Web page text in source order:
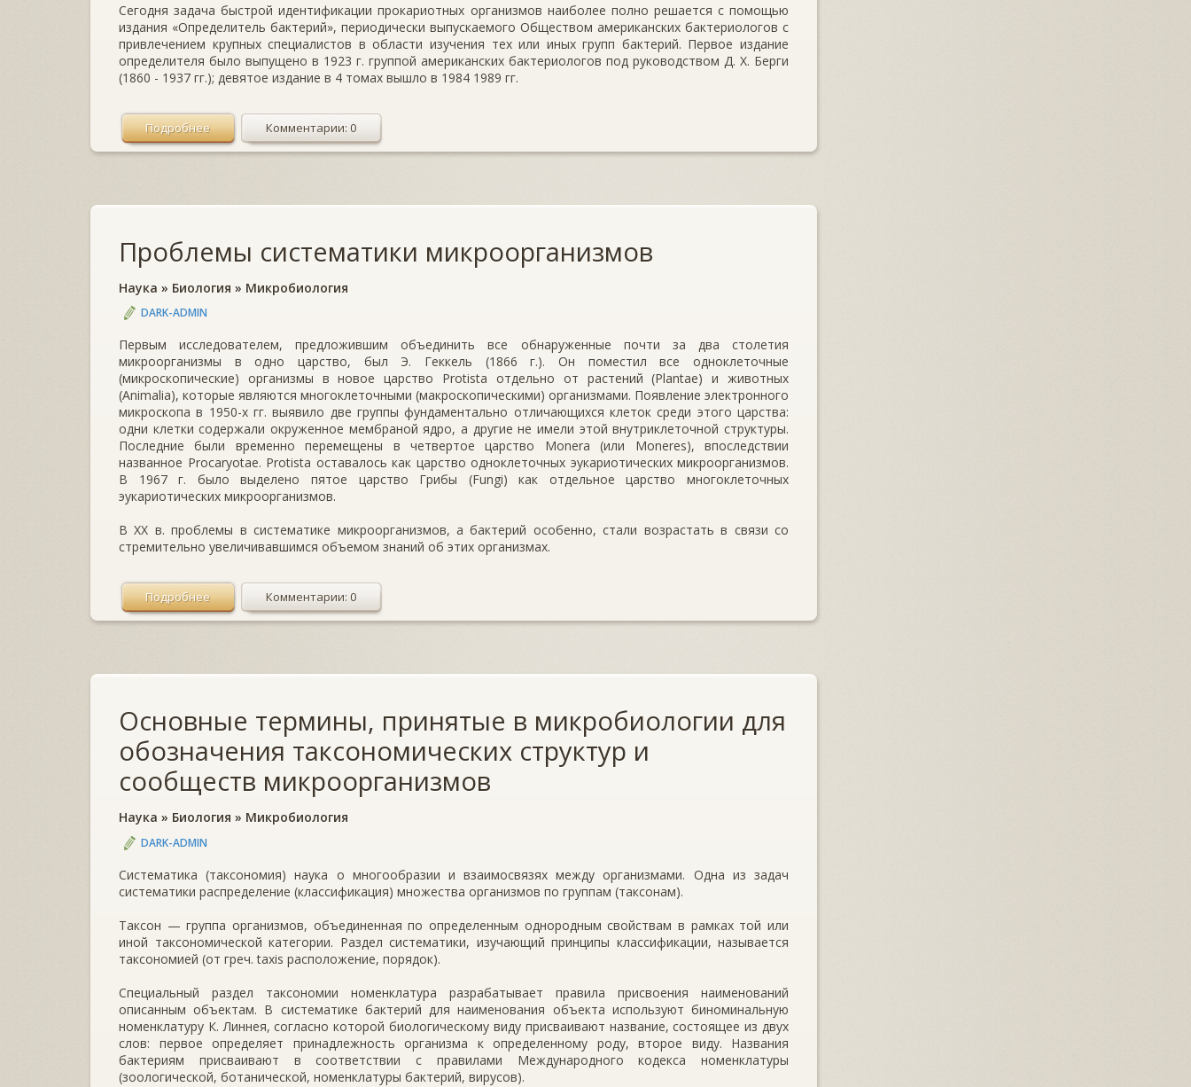
Сегодня задача быстрой идентификации прокариотных организмов наиболее полно решается с помощью
издания «Определитель бактерий», периодически выпускаемого Обществом американских бактериологов с
привлечением крупных специалистов в области изучения тех или иных групп бактерий. Первое издание
определителя было выпущено в 1923 г. группой американских бактериологов под руководством Д. X. Берги
(1860 - 1937 гг.); девятое издание в 4 томах вышло в 1984 1989 гг.
Подробнее Комментарии: 0
Проблемы систематики микроорганизмов
Наука » Биология » Микробиология
DARK-ADMIN
Первым исследователем, предложившим объединить все обнаруженные почти за два столетия
микроорганизмы в одно царство, был Э. Геккель (1866 г.). Он поместил все одноклеточные
(микроскопические) организмы в новое царство Protista отдельно от растений (Plantae) и животных
(Animalia), которые являются многоклеточными (макроскопическими) организмами. Появление электронного
микроскопа в 1950-х гг. выявило две группы фундаментально отличающихся клеток среди этого царства:
одни клетки содержали окруженное мембраной ядро, а другие не имели этой внутриклеточной структуры.
Последние были временно перемещены в четвертое царство Monera (или Moneres), впоследствии
названное Procaryotae. Protista оставалось как царство одноклеточных эукариотических микроорганизмов.
В 1967 г. было выделено пятое царство Грибы (Fungi) как отдельное царство многоклеточных
эукариотических микроорганизмов.
В XX в. проблемы в систематике микроорганизмов, а бактерий особенно, стали возрастать в связи со
стремительно увеличивавшимся объемом знаний об этих организмах.
Подробнее Комментарии: 0
Основные термины, принятые в микробиологии для
обозначения таксономических структур и
сообществ микроорганизмов
Наука » Биология » Микробиология
DARK-ADMIN
Систематика (таксономия) наука о многообразии и взаимосвязях между организмами. Одна из задач
систематики распределение (классификация) множества организмов по группам (таксонам).
Таксон — группа организмов, объединенная по определенным однородным свойствам в рамках той или
иной таксономической категории. Раздел систематики, изучающий принципы классификации, называется
таксономией (от греч. taxis расположение, порядок).
Специальный раздел таксономии номенклатура разрабатывает правила присвоения наименований
описанным объектам. В систематике бактерий для наименования объекта используют биноминальную
номенклатуру К. Линнея, согласно которой биологическому виду присваивают название, состоящее из двух
слов: первое определяет принадлежность организма к определенному роду, второе виду. Названия
бактериям присваивают в соответствии с правилами Международного кодекса номенклатуры
(зоологической, ботанической, номенклатуры бактерий, вирусов).